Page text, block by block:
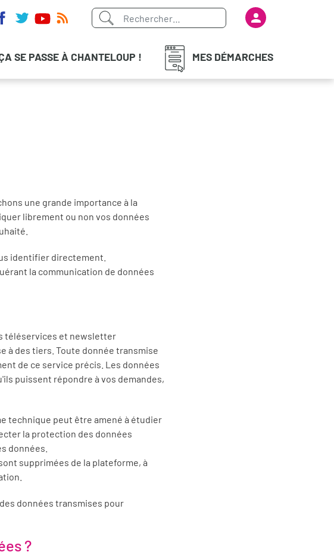
sociaux
Menu du
SE PASSE À CHANTELOUP ! MES DÉMARCHES
une grande importance à la
librement ou non vos données
identifier directement.
la communication de données
téléservices et newsletter
à des tiers. Toute donnée transmise
de ce service précis. Les données
puissent répondre à vos demandes,
technique peut être amené à étudier
la protection des données
données.
supprimées de la plateforme, à
données transmises pour
?